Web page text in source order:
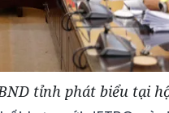
tỉnh phát biểu tại